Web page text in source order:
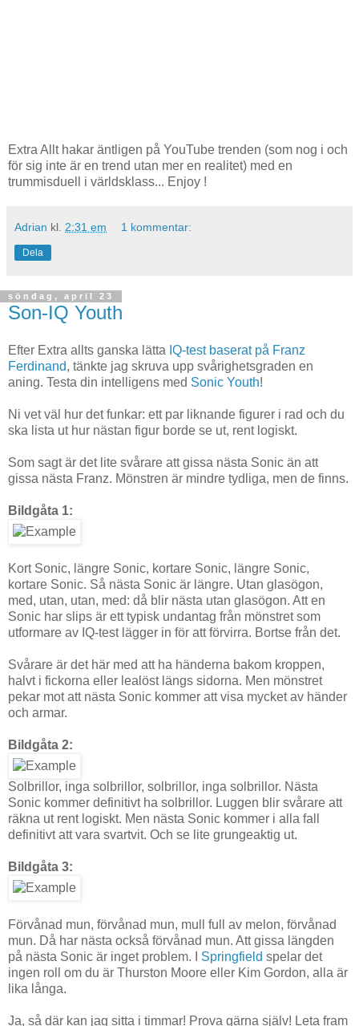
Extra Allt hakar äntligen på YouTube trenden (som nog i och
för sig inte är en trend utan mer en realitet) med en
trummisduell i världsklass... Enjoy !
Adrian kl. 2:31 em 1 kommentar:
Dela
söndag, april 23
Son-IQ Youth
Efter Extra allts ganska lätta IQ-test baserat på Franz
Ferdinand, tänkte jag skruva upp svårighetsgraden en
aning. Testa din intelligens med Sonic Youth!
Ni vet väl hur det funkar: ett par liknande figurer i rad och du
ska lista ut hur nästan figur borde se ut, rent logiskt.
Som sagt är det lite svårare att gissa nästa Sonic än att
gissa nästa Franz. Mönstren är mindre tydliga, men de finns.
Bildgåta 1:
Kort Sonic, längre Sonic, kortare Sonic, längre Sonic,
kortare Sonic. Så nästa Sonic är längre. Utan glasögon,
med, utan, utan, med: då blir nästa utan glasögon. Att en
Sonic har slips är ett typisk undantag från mönstret som
utformare av IQ-test lägger in för att förvirra. Bortse från det.
Svårare är det här med att ha händerna bakom kroppen,
halvt i fickorna eller lealöst längs sidorna. Men mönstret
pekar mot att nästa Sonic kommer att visa mycket av händer
och armar.
Bildgåta 2:
Solbrillor, inga solbrillor, solbrillor, inga solbrillor. Nästa
Sonic kommer definitivt ha solbrillor. Luggen blir svårare att
räkna ut rent logiskt. Men nästa Sonic kommer i alla fall
definitivt att vara svartvit. Och se lite grungeaktig ut.
Bildgåta 3:
Förvånad mun, förvånad mun, mull full av melon, förvånad
mun. Då har nästa också förvånad mun. Att gissa längden
på nästa Sonic är inget problem. I Springfield spelar det
ingen roll om du är Thurston Moore eller Kim Gordon, alla är
lika långa.
Ja, så där kan jag sitta i timmar! Prova gärna själv! Leta fram